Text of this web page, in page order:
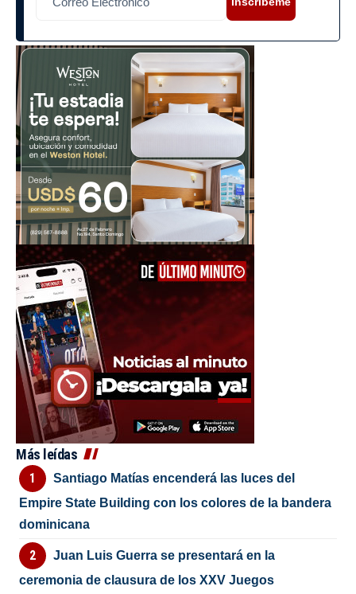
Más leídas
Santiago Matías encenderá las luces del
Empire State Building con los colores de la bandera
dominicana
Juan Luis Guerra se presentará en la
ceremonia de clausura de los XXV Juegos